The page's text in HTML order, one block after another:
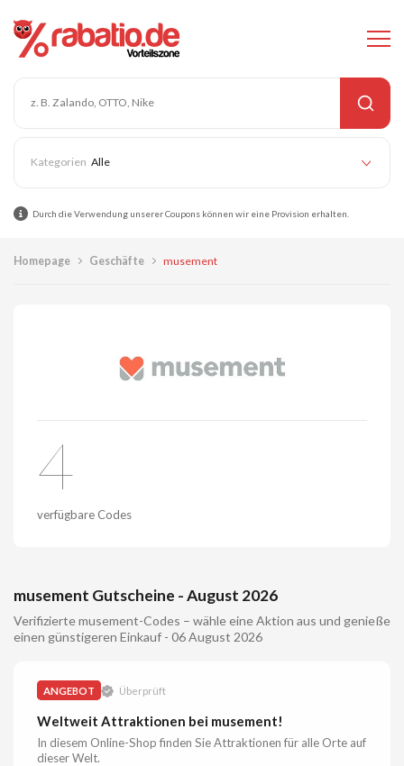
Alle
Durch die Verwendung unserer Coupons können wir eine Provision erhalten.
Homepage Geschäfte musement
4
verfügbare Codes
musement Gutscheine - August 2026
Verifizierte musement-Codes – wähle eine Aktion aus und genieße
einen günstigeren Einkauf - 06 August 2026
ANGEBOT Überprüft
Weltweit Attraktionen bei musement!
In diesem Online-Shop finden Sie Attraktionen für alle Orte auf
dieser Welt.